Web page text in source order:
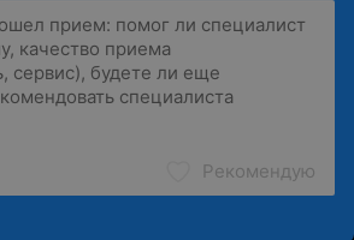
Рекомендую